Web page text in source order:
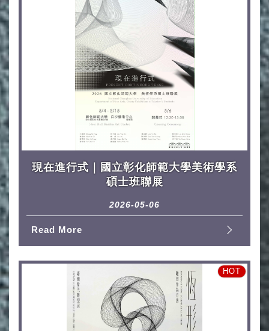
現在進行式｜國立彰化師範大學美術學系
碩士班聯展
2026-05-06
Read More
HOT